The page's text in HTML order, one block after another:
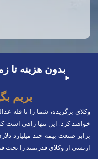
بدون هزینه تا
بریم
وکلای برگزیده، شما را تا قله
خواهند کرد. این تنها راهی است
برابر صنعت بیمه چند میلیارد
ارتشی از وکلای قدرتمند را تحت